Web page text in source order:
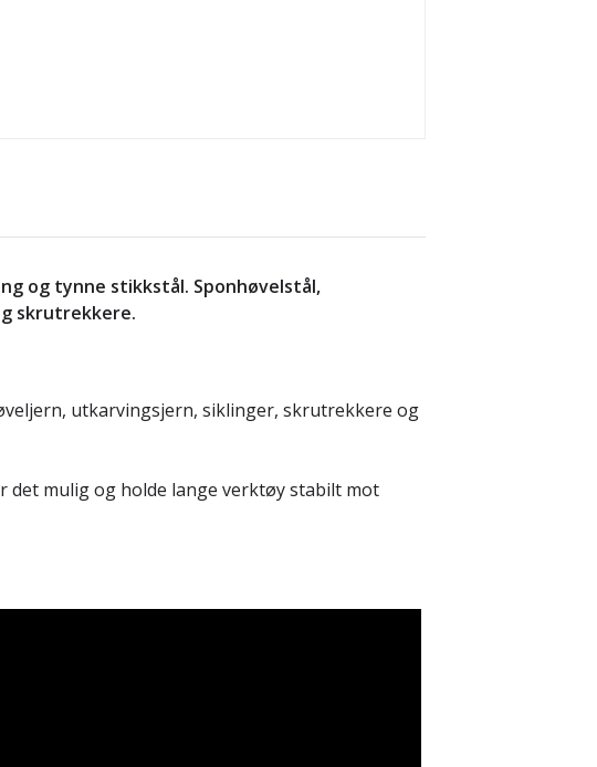
og tynne stikkstål. Sponhøvelstål,
skrutrekkere.
utkarvingsjern, siklinger, skrutrekkere og
det mulig og holde lange verktøy stabilt mot